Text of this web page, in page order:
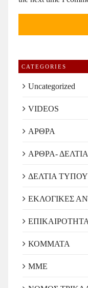
CATEGORIES
Uncategorized
VIDEOS
ΑΡΘΡΑ
ΑΡΘΡΑ-
ΔΕΛΤΙΑ ΤΥΠΟΥ
ΕΚΛΟΓΙΚΕΣ
ΕΠΙΚΑΙΡΟΤΗΤΑ
ΚΟΜΜΑΤΑ
ΜΜΕ